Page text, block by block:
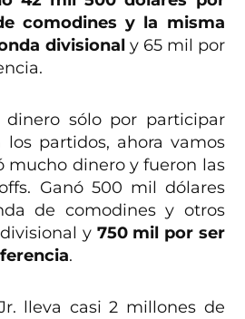
comodines y la misma
divisional y 65 mil por
dinero sólo por participar
partidos, ahora vamos
mucho dinero y fueron las
Ganó 500 mil dólares
de comodines y otros
y 750 mil por ser
.
lleva casi 2 millones de